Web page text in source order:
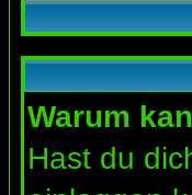
Warum
Hast du